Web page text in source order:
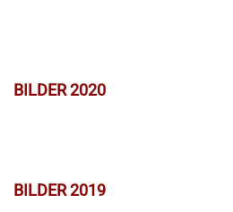
BILDER 2020
BILDER 2019